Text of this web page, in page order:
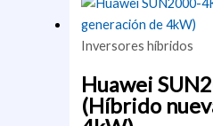
Inversores híbridos
Huawei
(Híbrido